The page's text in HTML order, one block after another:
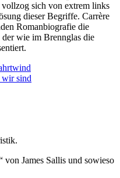
sich von extrem links
dieser Begriffe. Carrère
Romanbiografie die
der wie im Brennglas die
sind
James Sallis und sowieso